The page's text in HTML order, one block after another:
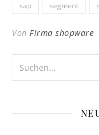
sap
segment
Von Firma shopware